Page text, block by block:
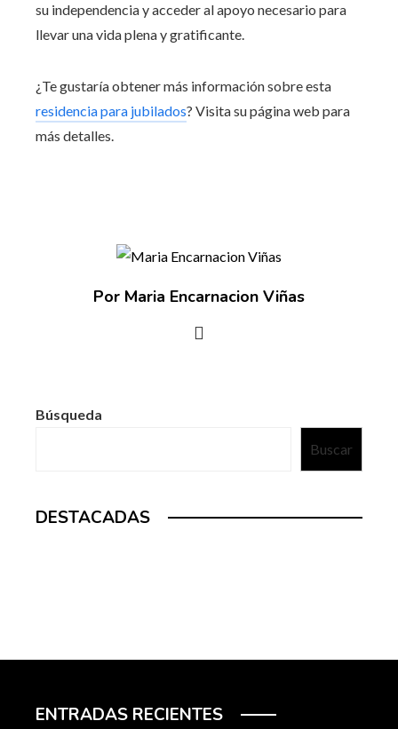
su independencia y acceder al apoyo necesario para
llevar una vida plena y gratificante.
¿Te gustaría obtener más información sobre esta
residencia para jubilados? Visita su página web para
más detalles.
Por Maria Encarnacion Viñas
Búsqueda
Buscar
DESTACADAS
ENTRADAS RECIENTES